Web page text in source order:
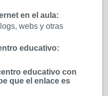
en el aula:
webs y otras
educativo:
educativo con
que el enlace es